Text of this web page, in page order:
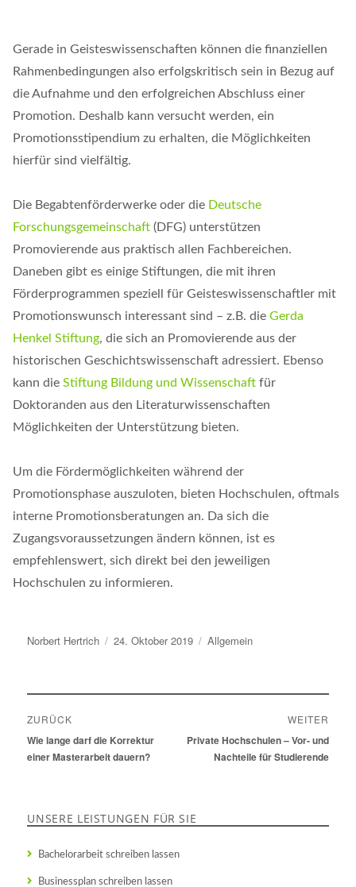
Gerade in Geisteswissenschaften können die finanziellen
Rahmenbedingungen also erfolgskritisch sein in Bezug auf
die Aufnahme und den erfolgreichen Abschluss einer
Promotion. Deshalb kann versucht werden, ein
Promotionsstipendium zu erhalten, die Möglichkeiten
hierfür sind vielfältig.
Die Begabtenförderwerke oder die Deutsche
Forschungsgemeinschaft (DFG) unterstützen
Promovierende aus praktisch allen Fachbereichen.
Daneben gibt es einige Stiftungen, die mit ihren
Förderprogrammen speziell für Geisteswissenschaftler mit
Promotionswunsch interessant sind – z.B. die Gerda
Henkel Stiftung, die sich an Promovierende aus der
historischen Geschichtswissenschaft adressiert. Ebenso
kann die Stiftung Bildung und Wissenschaft für
Doktoranden aus den Literaturwissenschaften
Möglichkeiten der Unterstützung bieten.
Um die Fördermöglichkeiten während der
Promotionsphase auszuloten, bieten Hochschulen, oftmals
interne Promotionsberatungen an. Da sich die
Zugangsvoraussetzungen ändern können, ist es
empfehlenswert, sich direkt bei den jeweiligen
Hochschulen zu informieren.
Autor
Norbert Hertrich
Veröffentlicht
24. Oktober 2019 Kategorien
Allgemein
Beitragsnavigation
ZURÜCK
Vorheriger
Beitrag:
Wie lange darf die Korrektur
einer Masterarbeit dauern?
WEITER
Nächster
Private Hochschulen – Vor- und
Nachteile für Studierende
UNSERE LEISTUNGEN FÜR SIE
Bachelorarbeit schreiben lassen
Businessplan schreiben lassen